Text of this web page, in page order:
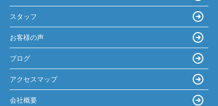
スタッフ
お客様の声
ブログ
アクセスマップ
会社概要